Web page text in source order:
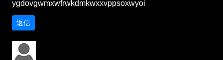
ygdovgwmxwfrwkdmkwxxvppsoxwyoi
返信